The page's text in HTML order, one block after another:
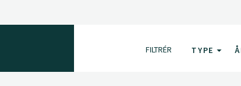
FILTRÉR TYPE